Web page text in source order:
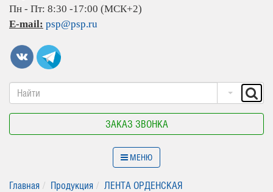
Пн - Пт: 8:30 -17:00 (МСК+2)
E-mail: psp@psp.ru
ЗАКАЗ ЗВОНКА
МЕНЮ
Главная Продукция
ЛЕНТА ОРДЕНСКАЯ